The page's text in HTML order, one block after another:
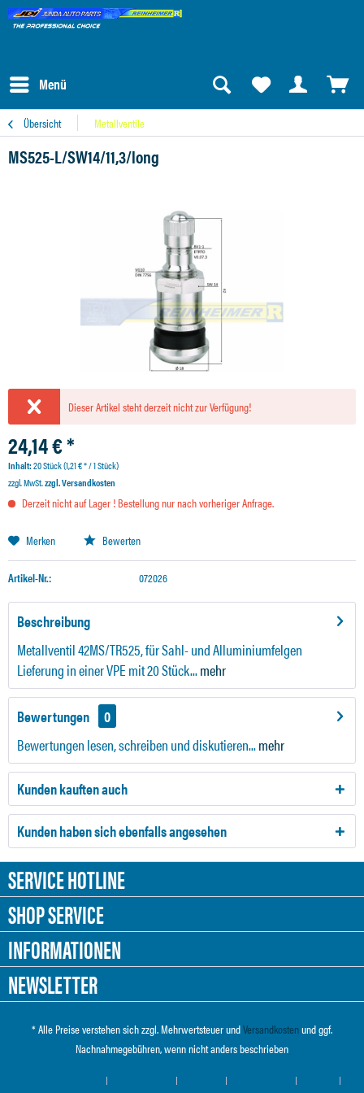
Menü
Übersicht Metallventile
MS525-L/SW14/11,3/long
Dieser Artikel steht derzeit nicht zur Verfügung!
24,14 € *
Inhalt:20 Stück (1,21 € * / 1 Stück)
zzgl. MwSt.zzgl. Versandkosten
Derzeit nicht auf Lager ! Bestellung nur nach vorheriger Anfrage.
Merken Bewerten
Artikel-Nr.: 072026
Beschreibung
Metallventil 42MS/TR525, für Sahl- und Alluminiumfelgen
Lieferung in einer VPE mit 20 Stück...mehr
Bewertungen
0
Bewertungen lesen, schreiben und diskutieren...mehr
Kunden kauften auch
Kunden haben sich ebenfalls angesehen
SERVICE HOTLINE
SHOP SERVICE
INFORMATIONEN
NEWSLETTER
* Alle Preise verstehen sich zzgl. Mehrwertsteuer undVersandkostenund ggf.
Nachnahmegebühren, wenn nicht anders beschrieben